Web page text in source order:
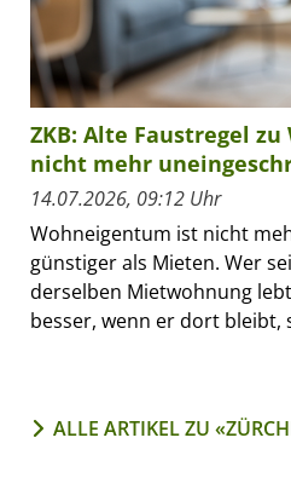
ZKB: Alte Faustregel
nicht mehr
14.07.2026, 09:12 Uhr
Wohneigentum ist nicht
günstiger als Mieten. Wer
derselben Mietwohnung
besser, wenn er dort bleibt,
ALLE ARTIKEL ZU